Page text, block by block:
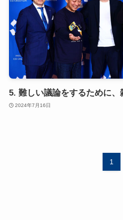
5. 難しい議論をするために、
2024年7月16日
1